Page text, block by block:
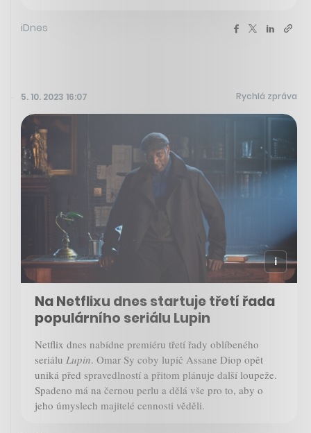
iDnes
5. 10. 2023 16:07 Rychlá zpráva
Na Netflixu dnes startuje třetí řada
populárního seriálu Lupin
Netflix dnes nabídne premiéru třetí řady oblíbeného
seriálu Lupin. Omar Sy coby lupič Assane Diop opět
uniká před spravedlností a přitom plánuje další loupeže.
Spadeno má na černou perlu a dělá vše pro to, aby o
jeho úmyslech majitelé cennosti věděli.